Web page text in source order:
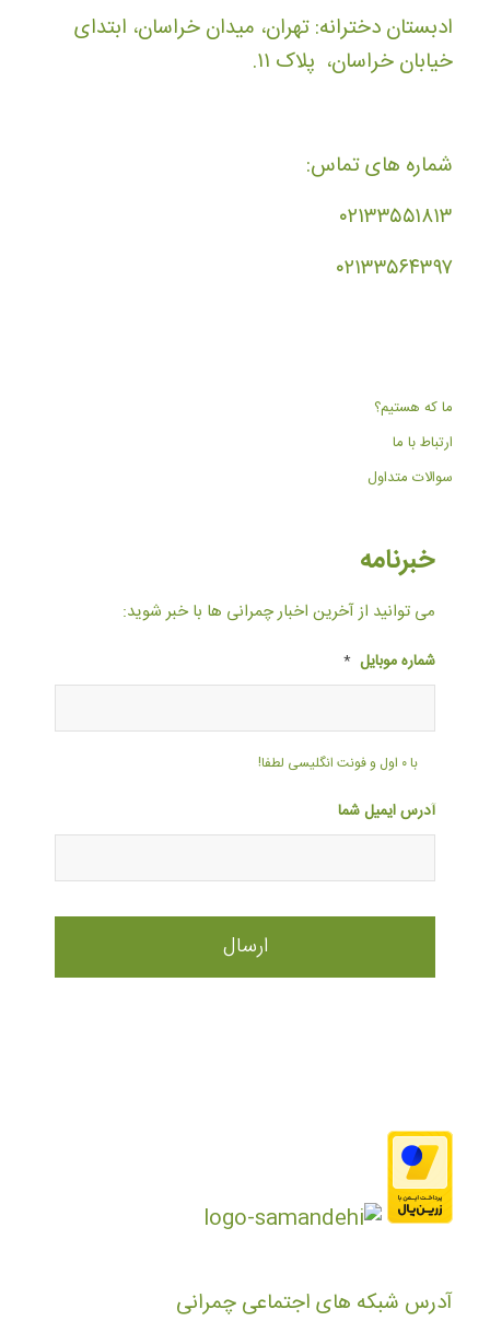
ادبستان دخترانه: تهران، میدان خراسان، ابتدای
خیابان خراسان، پلاک ۱۱.
شماره های تماس:
۰۲۱۳۳۵۵۱۸۱۳
۰۲۱۳۳۵۶۴۳۹۷
ما که هستیم؟
ارتباط با ما
سوالات متداول
خبرنامه
می توانید از آخرین اخبار چمرانی ها با خبر شوید:
شماره موبایل *
با ۰ اول و فونت انگلیسی لطفا!
آدرس ایمیل شما
آدرس شبکه های اجتماعی چمرانی